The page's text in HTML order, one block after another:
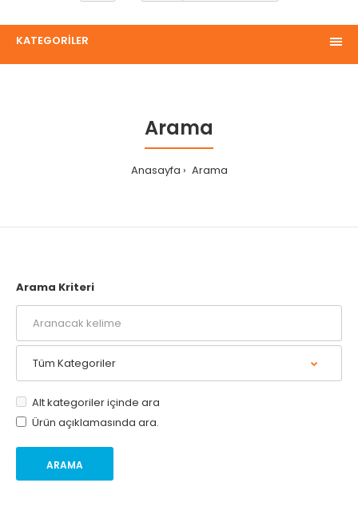
KATEGORİLER
Arama
Anasayfa Arama
Arama Kriteri
Alt kategoriler içinde ara
Ürün açıklamasında ara.